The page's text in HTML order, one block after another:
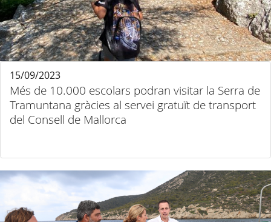
Més de 10.000 escolars podran visitar la Serra de
Tramuntana gràcies al servei gratuït de transport
del Consell de Mallorca
15/09/2023